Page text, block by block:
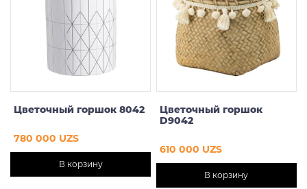
Цветочный горшок 8042
780 000 UZS
В корзину
Цветочный горшок
D9042
610 000 UZS
В корзину